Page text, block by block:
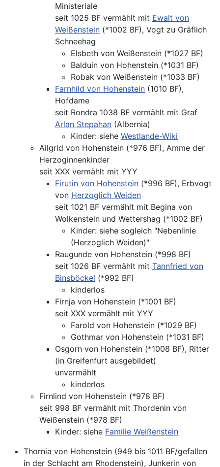
Ministeriale
seit 1025 BF vermählt mit Ewalt von
Weißenstein (*1002 BF), Vogt zu Gräflich
Schneehag
Elsbeth von Weißenstein (*1027 BF)
Balduin von Hohenstein (*1031 BF)
Robak von Weißenstein (*1033 BF)
Farnhild von Hohenstein (1010 BF),
Hofdame
seit Rondra 1038 BF vermählt mit Graf
Arlan Stepahan (Albernia)
Kinder: siehe Westlande-Wiki
Ailgrid von Hohenstein (*976 BF), Amme der
Herzoginnenkinder
seit XXX vermählt mit YYY
Firutin von Hohenstein (*996 BF), Erbvogt
von Herzoglich Weiden
seit 1021 BF vermählt mit Begina von
Wolkenstein und Wettershag (*1002 BF)
Kinder: siehe sogleich "Nebenlinie
(Herzoglich Weiden)"
Raugunde von Hohenstein (*998 BF)
seit 1026 BF vermählt mit Tannfried von
Binsböckel (*992 BF)
kinderlos
Firnja von Hohenstein (*1001 BF)
seit XXX vermählt mit YYY
Farold von Hohenstein (*1029 BF)
Gothmar von Hohenstein (*1031 BF)
Osgorn von Hohenstein (*1008 BF), Ritter
(in Greifenfurt ausgebildet)
unvermählt
kinderlos
Firnlind von Hohenstein (*978 BF)
seit 998 BF vermählt mit Thordenin von
Weißenstein (*978 BF)
Kinder: siehe Familie Weißenstein
Thornia von Hohenstein (949 bis 1011 BF/gefallen
in der Schlacht am Rhodenstein), Junkerin von